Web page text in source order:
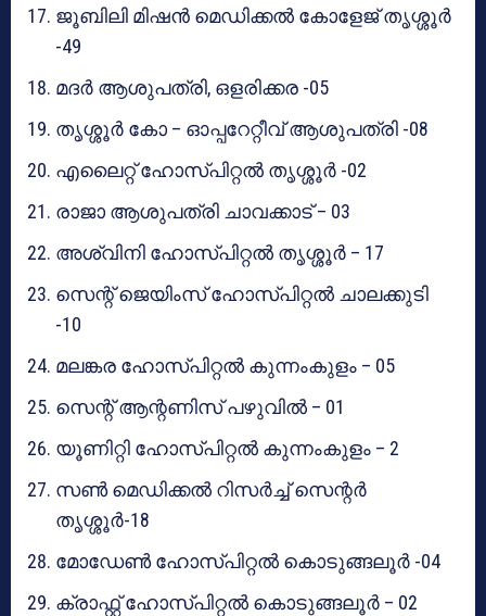
ജൂബിലി മിഷൻ മെഡിക്കൽ കോളേജ് തൃശ്ശൂർ
-49
മദർ ആശുപത്രി, ഒളരിക്കര -05
തൃശ്ശൂർ കോ – ഓപ്പറേറ്റീവ് ആശുപത്രി -08
എലൈറ്റ് ഹോസ്പിറ്റൽ തൃശ്ശൂർ -02
രാജാ ആശുപത്രി ചാവക്കാട് – 03
അശ്വിനി ഹോസ്പിറ്റൽ തൃശ്ശൂർ – 17
സെന്റ് ജെയിംസ് ഹോസ്പിറ്റൽ ചാലക്കുടി
-10
മലങ്കര ഹോസ്പിറ്റൽ കുന്നംകുളം – 05
സെന്റ് ആന്റണിസ് പഴുവിൽ – 01
യൂണിറ്റി ഹോസ്പിറ്റൽ കുന്നംകുളം – 2
സൺ മെഡിക്കൽ റിസർച്ച് സെന്റർ
തൃശ്ശൂർ-18
മോഡേൺ ഹോസ്പിറ്റൽ കൊടുങ്ങലൂർ -04
ക്രാഫ്റ്റ് ഹോസ്പിറ്റൽ കൊടുങ്ങലൂർ – 02